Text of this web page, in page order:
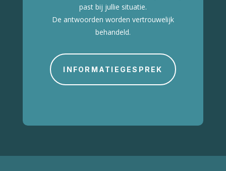
past bij jullie situatie.
De antwoorden worden vertrouwelijk
behandeld.
INFORMATIEGESPREK